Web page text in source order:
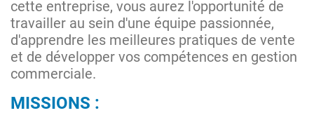
cette entreprise, vous aurez l'opportunité de
travailler au sein d'une équipe passionnée,
d'apprendre les meilleures pratiques de vente
et de développer vos compétences en gestion
commerciale.
MISSIONS :